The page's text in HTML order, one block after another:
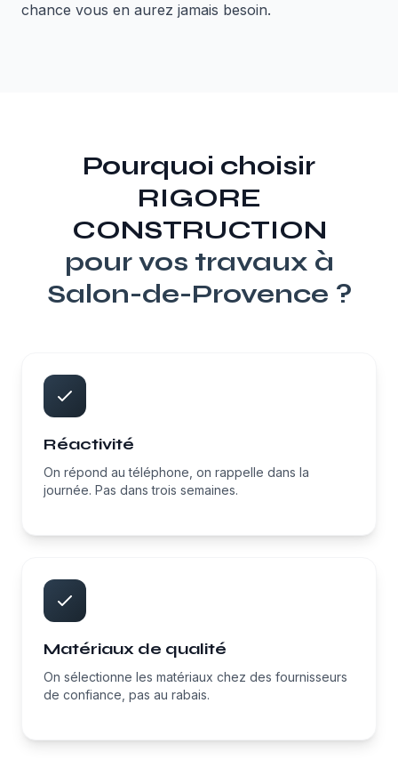
chance vous en aurez jamais besoin.
Pourquoi choisir
RIGORE
CONSTRUCTION
pour vos travaux à
Salon-de-Provence ?
Réactivité
On répond au téléphone, on rappelle dans la
journée. Pas dans trois semaines.
Matériaux de qualité
On sélectionne les matériaux chez des fournisseurs
de confiance, pas au rabais.